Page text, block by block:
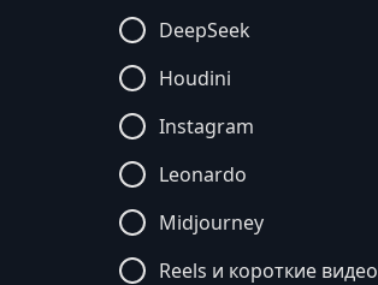
DeepSeek
Houdini
Instagram
Leonardo
Midjourney
Reels и короткие видео